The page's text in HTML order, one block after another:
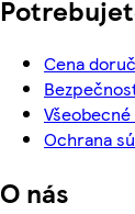
Cena
Ochrana
O nás